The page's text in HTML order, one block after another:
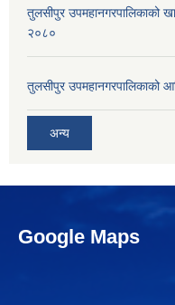
तुलसीपुर उपमहानगरपालिकाको
२०८०
तुलसीपुर
अन्य
Google Maps